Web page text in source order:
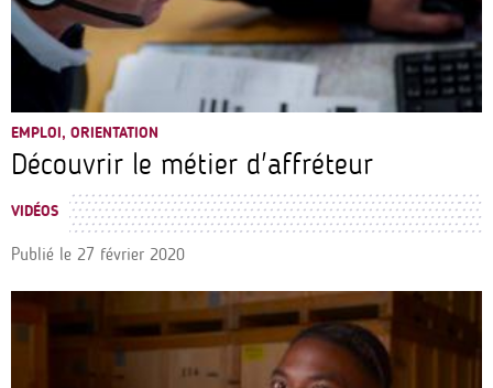
EMPLOI, ORIENTATION
Découvrir le métier d'affréteur
VIDÉOS
Publié le 27 février 2020